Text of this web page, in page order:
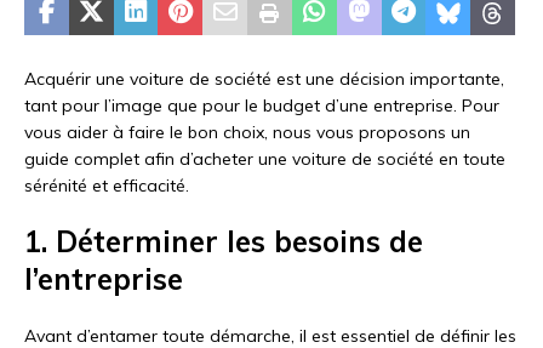
Acquérir une voiture de société est une décision importante,
tant pour l’image que pour le budget d’une entreprise. Pour
vous aider à faire le bon choix, nous vous proposons un
guide complet afin d’acheter une voiture de société en toute
sérénité et efficacité.
1. Déterminer les besoins de
l’entreprise
Avant d’entamer toute démarche, il est essentiel de définir les